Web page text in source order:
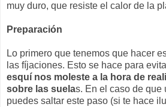
muy duro, que resiste el calor de la
Preparación
Lo primero que tenemos que hacer
las fíjaciones. Esto se hace para
esquí nos moleste a la hora de
sobre las suelas. En el caso de que
puedes saltar este paso (si te hace